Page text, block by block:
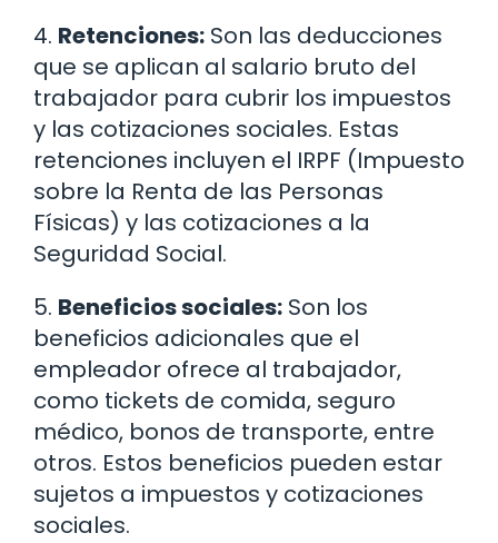
4. Retenciones: Son las deducciones
que se aplican al salario bruto del
trabajador para cubrir los impuestos
y las cotizaciones sociales. Estas
retenciones incluyen el IRPF (Impuesto
sobre la Renta de las Personas
Físicas) y las cotizaciones a la
Seguridad Social.
5. Beneficios sociales: Son los
beneficios adicionales que el
empleador ofrece al trabajador,
como tickets de comida, seguro
médico, bonos de transporte, entre
otros. Estos beneficios pueden estar
sujetos a impuestos y cotizaciones
sociales.